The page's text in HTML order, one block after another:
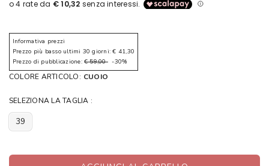
Informativa prezzi
Prezzo più basso ultimi 30 giorni: € 41,30
Prezzo di pubblicazione: € 59,00-30%
COLORE ARTICOLO: CUOIO
SELEZIONA LA TAGLIA :
39